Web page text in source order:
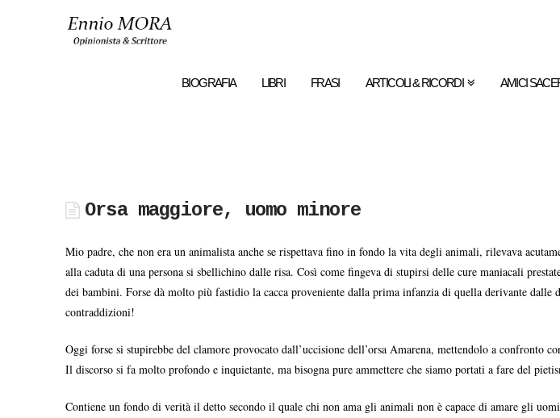
Ennio
BIOGRAFIA LIBRI FRASI ARTICOLI & RICORDI AMICI
Orsa maggiore, uomo minore
Mio padre, che non era un animalista anche se rispettava fino in fondo la vita degli animali, rilevava
alla caduta di una persona si sbellichino dalle risa. Così come fingeva di stupirsi delle cure maniacali
dei bambini. Forse dà molto più fastidio la cacca proveniente dalla prima infanzia di quella derivante
contraddizioni!
Oggi forse si stupirebbe del clamore provocato dall’uccisione dell’orsa Amarena, mettendolo a
Il discorso si fa molto profondo e inquietante, ma bisogna pure ammettere che siamo portati a fare del
Contiene un fondo di verità il detto secondo il quale chi non ama gli animali non è capace di amare gli